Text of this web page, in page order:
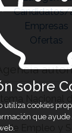
Candidatos/
Empresas
Ofertas
Agencia
sobre
utiliza cookies
que